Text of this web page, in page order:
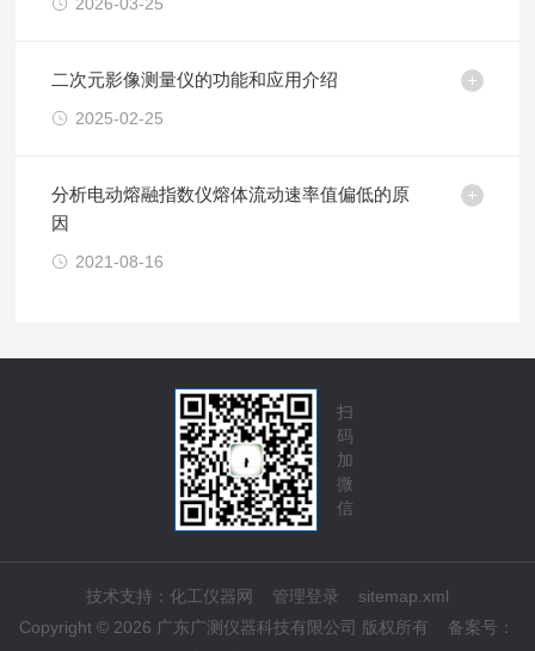
二次元影像测量仪的功能和应用介绍
2025-02-25
分析电动熔融指数仪熔体流动速率值偏低的原
因
2021-08-16
扫
码
加
微
信
技术支持： 化工仪器网 管理登录
sitemap.xml
Copyright © 2026 广东广测仪器科技有限公司 版权所有 备案号：